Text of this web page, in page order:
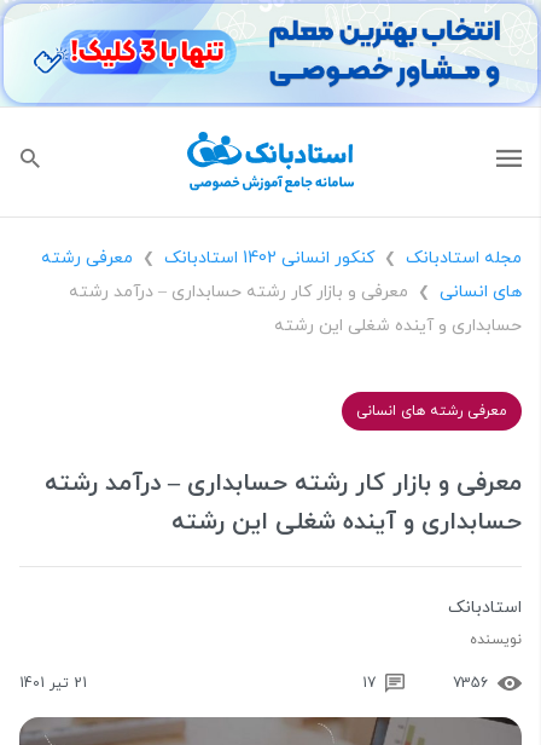
مجله استادبانک ❯ کنکور انسانی 1402 استادبانک ❯
معرفی رشته
های انسانی
❯
معرفی و بازار کار رشته حسابداری – درآمد رشته
حسابداری و آینده شغلی این رشته
معرفی رشته های انسانی
معرفی و بازار کار رشته حسابداری – درآمد رشته
حسابداری و آینده شغلی این رشته
استادبانک
نویسنده
7356
17 21 تیر 1401